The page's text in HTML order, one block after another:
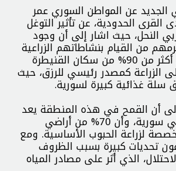
الجديد عن المواطن السوري عمر
القرى الحدودية، عن تأثير التوغل
النحل، حيث اشار إلى أن وجود
من القيام بنشاطاتهم الزراعية
المعتادة. وأكد أن أكثر من 90% من سكان القنيطرة
الزراعة كمصدر رئيسي للرزق، حيث
سلة غذائية كبيرة لسورية.
أن القمح في هذه المنطقة يعد
من أجود الأنواع في سورية، وأن 70% من أراضي
لزراعة الحبوب الأساسية. ومع
تحديات كبيرة بسبب الظروف
الذي أثر على مصادر المياه